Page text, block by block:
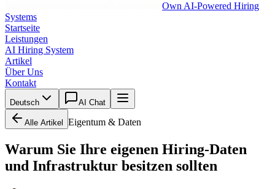
Own AI-Powered Hiring
Systems
Startseite
Leistungen
AI Hiring System
Artikel
Über Uns
Kontakt
Deutsch AI Chat
Alle Artikel Eigentum & Daten
Warum Sie Ihre eigenen Hiring-Daten
und Infrastruktur besitzen sollten